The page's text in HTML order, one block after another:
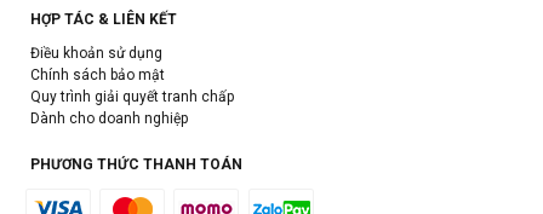
HỢP TÁC & LIÊN KẾT
Điều khoản sử dụng
Chính sách bảo mật
Quy trình giải quyết tranh chấp
Dành cho doanh nghiệp
PHƯƠNG THỨC THANH TOÁN